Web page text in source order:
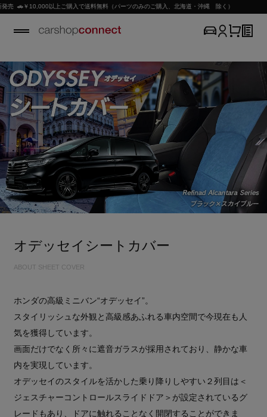
上ご購入で送料無料（パーツのみのご購入、北海道・沖縄 除く）
オデッセイシートカバー
ABOUT SHEET COVER
ホンダの高級ミニバン“オデッセイ”。
スタイリッシュな外観と高級感あふれる車内空間で今現在も人
気を獲得しています。
画面だけでなく所々に遮音ガラスが採用されており、静かな車
内を実現しています。
オデッセイのスタイルを活かした乗り降りしやすい２列目は＜
ジェスチャーコントロールスライドドア＞が設定されているグ
レードもあり、ドアに触れることなく開閉することができま